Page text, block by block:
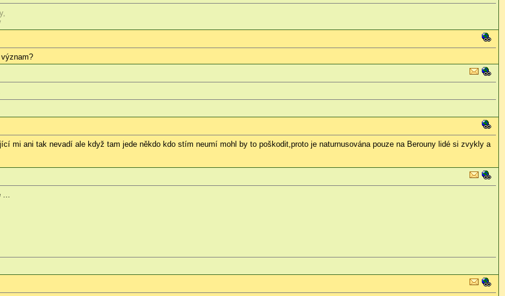
mi ani tak nevadí ale když tam jede někdo kdo stím neumí mohl by to poškodit,proto je naturnusována pouze na Berouny lidé si zvykly a